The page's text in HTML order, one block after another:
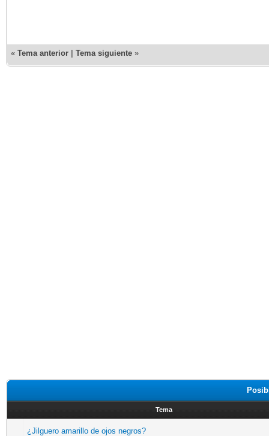
« Tema anterior Tema siguiente »
Tema
¿Jilguero amarillo de ojos negros?